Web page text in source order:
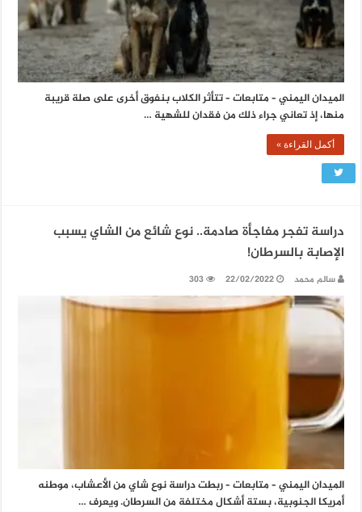
الميدان اليمني – متابعات – تتأثر الكلاب بنفوق أخرى على صلة قريبة
منها، إذ تعاني جراء ذلك من فقدان للشهية …
أكمل القراءة »
دراسة تفجر مفاجأة صادمة.. نوع شائع من الشاي يسبب
الإصابة بالسرطان!
سالم محمد 22/02/2022
303
الميدان اليمني – متابعات – ربطت دراسة نوع شاي من الأعشاب، موطنه
أمريكا الجنوبية، بستة أشكال مختلفة من السرطان. ويعرف …